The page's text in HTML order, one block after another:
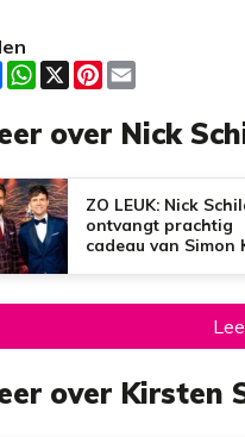
F
a
e
b
o
k
W
h
t
s
p
p
X
P
t
e
e
s
t
i
l
over Nick
ZO LEUK: Nick
ontvangt prachtig
cadeau van Simon
over Kirsten